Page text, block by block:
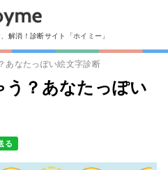
解消！診断サイト「ホイミー」
あなたっぽい絵文字診断
？あなたっぽい
る